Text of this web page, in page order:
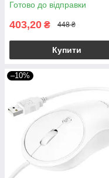
Готово до відправки
403,20 ₴ 448 ₴
Купити
–10%